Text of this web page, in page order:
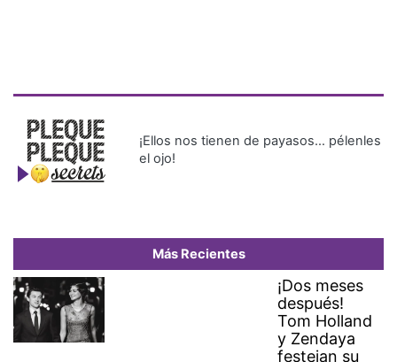
¡Ellos nos tienen de payasos… pélenles
el ojo!
Más Recientes
¡Dos meses
después!
Tom Holland
y Zendaya
festejan su